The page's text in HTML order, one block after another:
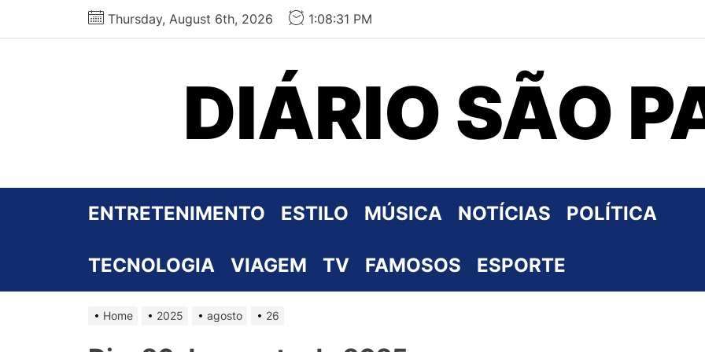
Thursday, August 6th, 2026 1:08:32 PM
DIÁRIO SÃO
ENTRETENIMENTO ESTILO MÚSICA NOTÍCIAS POLÍTICA
TECNOLOGIA VIAGEM TV FAMOSOS ESPORTE
Home 2025 agosto 26